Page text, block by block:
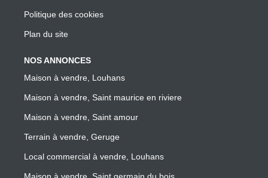
Politique des cookies
Plan du site
NOS ANNONCES
Maison à vendre, Louhans
Maison à vendre, Saint maurice en riviere
Maison à vendre, Saint amour
Terrain à vendre, Geruge
Local commercial à vendre, Louhans